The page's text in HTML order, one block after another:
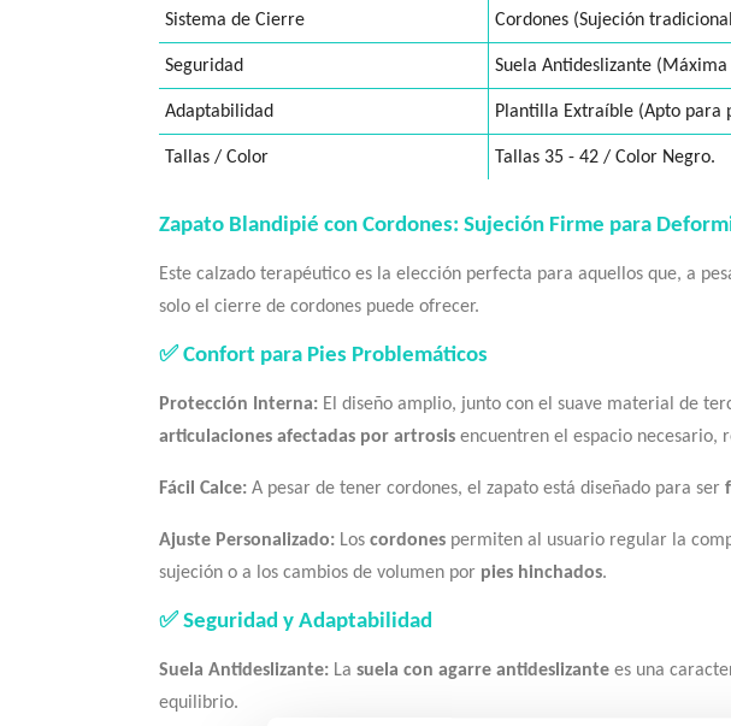
Sistema de Cierre Cordones (Sujeción
Seguridad Suela Antideslizante
Adaptabilidad Plantilla Extraíble (Apto para
Tallas / Color Tallas 35 - 42 / Color Negro.
Zapato Blandipié con Cordones: Sujeción Firme para
Este calzado terapéutico es la elección perfecta para aquellos que, a
solo el cierre de cordones puede ofrecer.
✅ Confort para Pies Problemáticos
Protección Interna: El diseño amplio, junto con el suave material de
articulaciones afectadas por artrosis encuentren el espacio necesario,
Fácil Calce: A pesar de tener cordones, el zapato está diseñado para ser
Ajuste Personalizado: Los cordones permiten al usuario regular la
sujeción o a los cambios de volumen por pies hinchados.
✅ Seguridad y Adaptabilidad
Suela Antideslizante: La suela con agarre antideslizante es una
equilibrio.